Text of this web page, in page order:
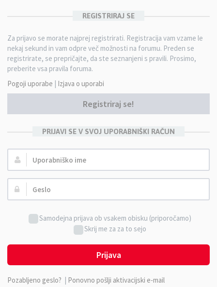
REGISTRIRAJ SE
Za prijavo se morate najprej registrirati. Registracija vam vzame le
nekaj sekund in vam odpre več možnosti na forumu. Preden se
registrirate, se prepričajte, da ste seznanjeni s pravili. Prosimo,
preberite vsa pravila foruma.
Pogoji uporabe | Izjava o uporabi
Registriraj se!
PRIJAVI SE V SVOJ UPORABNIŠKI RAČUN
Uporabniško
ime:
Geslo:
Samodejna prijava ob vsakem obisku (priporočamo)
Skrij me za za to sejo
Prijava
Pozabljeno geslo? | Ponovno pošlji aktivacijski e-mail